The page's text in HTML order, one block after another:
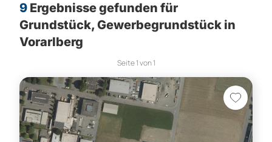
9 Ergebnisse gefunden für
Grundstück, Gewerbegrundstück in
Vorarlberg
Seite1von1